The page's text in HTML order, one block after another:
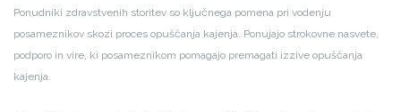
Ponudniki zdravstvenih storitev so ključnega pomena pri vodenju
posameznikov skozi proces opuščanja kajenja. Ponujajo strokovne nasvete,
podporo in vire, ki posameznikom pomagajo premagati izzive opuščanja
kajenja.